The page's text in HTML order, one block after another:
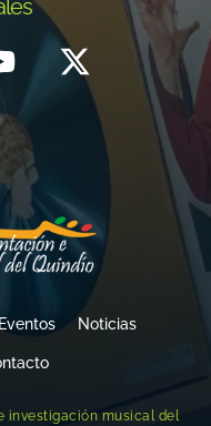
Eventos Noticias
investigación musical del